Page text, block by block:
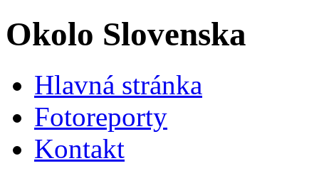
Okolo Slovenska
Hlavná stránka
Fotoreporty
Kontakt